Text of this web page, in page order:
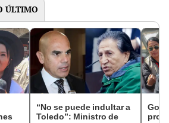
ÚLTIMO
“No se puede indultar a
Toledo”: Ministro de